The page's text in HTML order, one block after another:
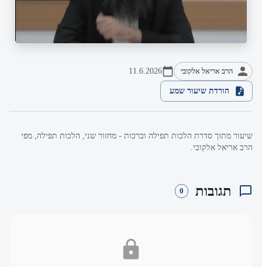
הרב אריאל אלקובי 11.6.2026
הורדת שיעור שמע
שיעור מתוך סדרת הלכות תפילה וברכות - מחזור שני, הלכות תפילה, מפי
הרב אריאל אלקובי.
תגובות 0